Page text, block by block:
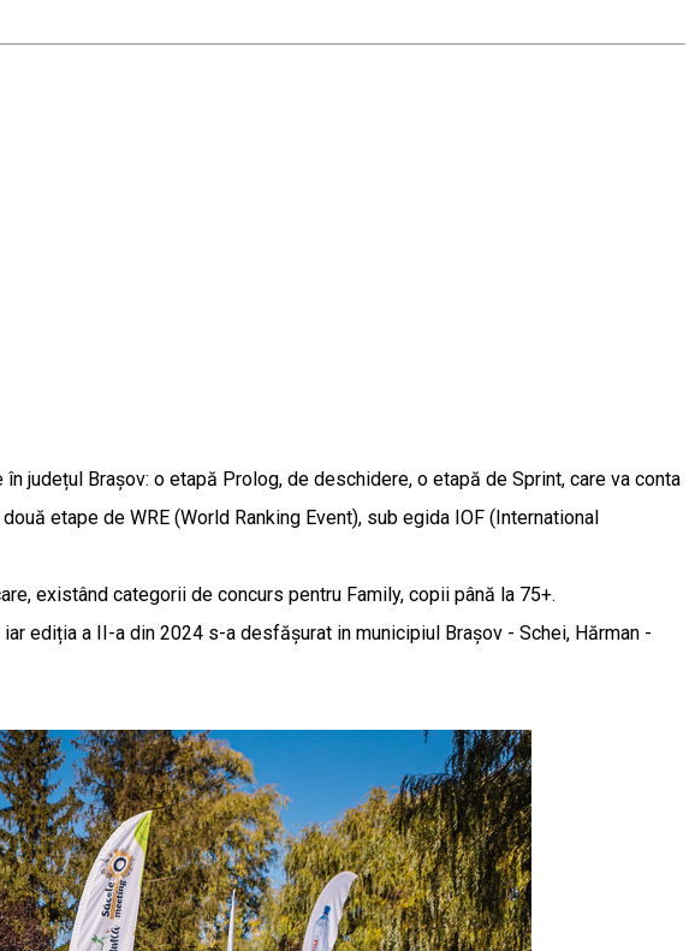
județul Brașov: o etapă Prolog, de deschidere, o etapă de Sprint, care va conta
etape de WRE (World Ranking Event), sub egida IOF (International
existând categorii de concurs pentru Family, copii până la 75+.
ediția a II-a din 2024 s-a desfășurat in municipiul Brașov - Schei, Hărman -